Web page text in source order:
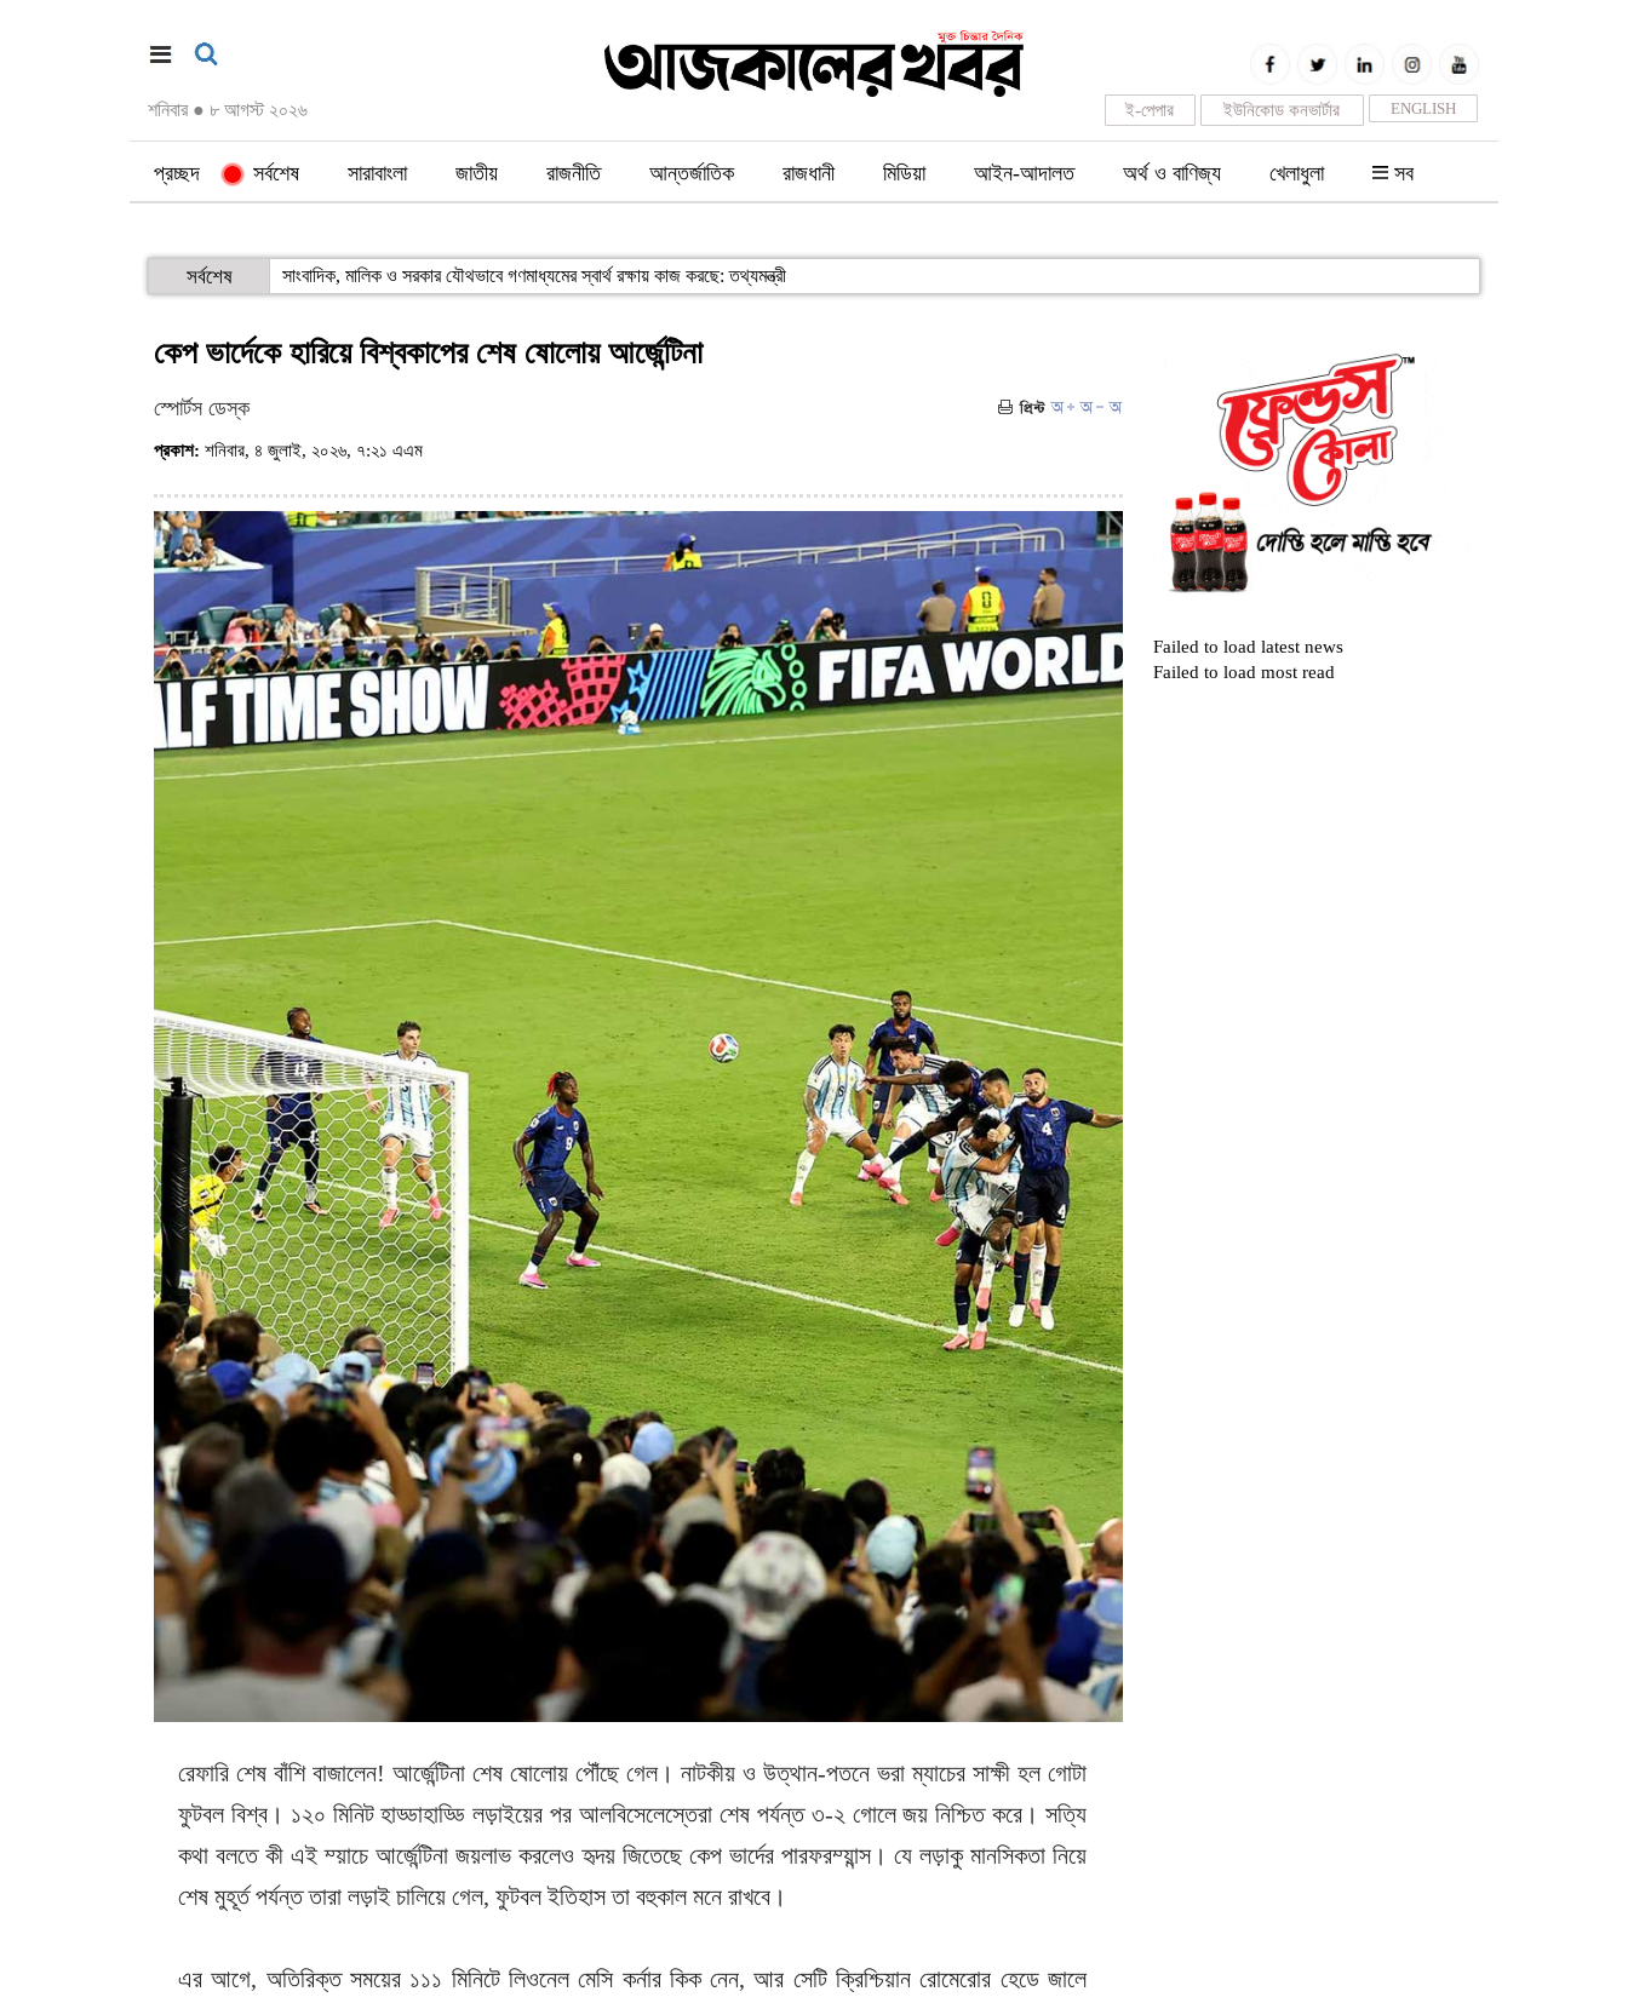
শনিবার ● ৮ আগস্ট ২০২৬ ENGLISH
ইউনিকোড কনভার্টার
ই-পেপার
প্রচ্ছদ সর্বশেষ সারাবাংলা জাতীয় রাজনীতি আন্তর্জাতিক রাজধানী মিডিয়া আইন-আদালত অর্থ ও বাণিজ্য খেলাধুলা সব
সর্বশেষ
ভিন্নমতকে সম্মান করাই গণতন্ত্রের অন্যতম ভিত্তি: মির্জা ফখরুল
কেপ ভার্দেকে হারিয়ে বিশ্বকাপের শেষ ষোলোয় আর্জেন্টিনা
স্পোর্টস ডেস্ক
প্রকাশ: শনিবার, ৪ জুলাই, ২০২৬, ৭:২১ এএম
রেফারি শেষ বাঁশি বাজালেন! আর্জেন্টিনা শেষ ষোলোয় পৌঁছে গেল। নাটকীয় ও উত্থান-পতনে ভরা ম্যাচের সাক্ষী হল গোটা
ফুটবল বিশ্ব। ১২০ মিনিট হাড্ডাহাড্ডি লড়াইয়ের পর আলবিসেলেস্তেরা শেষ পর্যন্ত ৩-২ গোলে জয় নিশ্চিত করে। সত্যি
কথা বলতে কী এই ম্য়াচে আর্জেন্টিনা জয়লাভ করলেও হৃদয় জিতেছে কেপ ভার্দের পারফরম্য়ান্স। যে লড়াকু মানসিকতা নিয়ে
শেষ মুহূর্ত পর্যন্ত তারা লড়াই চালিয়ে গেল, ফুটবল ইতিহাস তা বহুকাল মনে রাখবে।
এর আগে, অতিরিক্ত সময়ের ১১১ মিনিটেলিওনেল মেসি কর্নার কিক নেন, আর সেটি ক্রিশ্চিয়ান রোমেরোর হেডে জালে
Failed to load latest news
Failed to load most read